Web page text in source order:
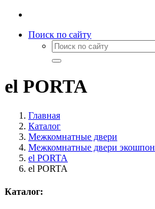
Поиск по сайту
el PORTA
Главная
Каталог
Межкомнатные двери
Межкомнатные двери экошпон
el PORTA
el PORTA
Каталог: